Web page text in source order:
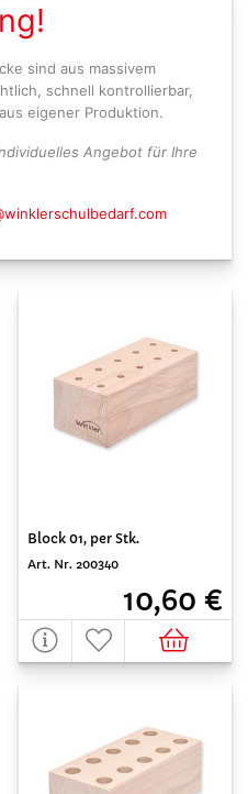
sind aus massivem
schnell kontrollierbar,
eigener Produktion.
Angebot für Ihre
Block 01, per Stk.
Art. Nr. 200340
10,60 €